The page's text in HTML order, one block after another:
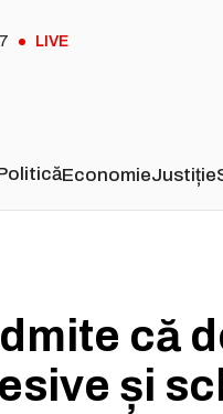
LIVE
EconomieJustiție
că
și